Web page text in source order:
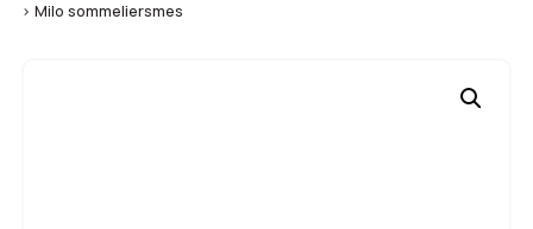
> Milo sommeliersmes